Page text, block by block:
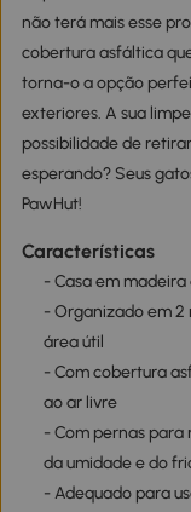
não terá mais esse
cobertura asfáltica
torna-o a opção
exteriores. A sua
possibilidade de
esperando? Seus
PawHut!
Características
- Casa em
- Organizado em 2
área útil
- Com cobertura
ao ar livre
- Com pernas
da umidade e do
- Adequado para